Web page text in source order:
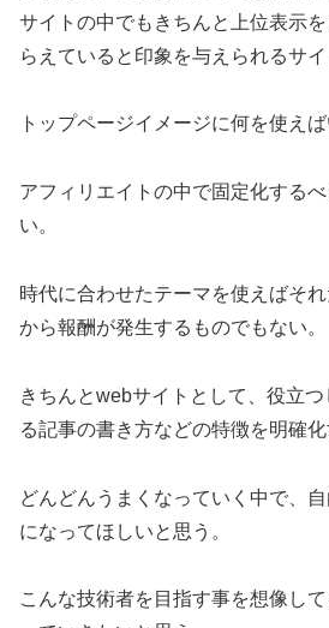
サイトの中でもきちんと上位表示
らえていると印象を与えられるサイ
トップページイメージに何を使え
アフィリエイトの中で固定化する
い。
時代に合わせたテーマを使えばそ
から報酬が発生するものでもない。
きちんとwebサイトとして、役立
る記事の書き方などの特徴を明確化
どんどんうまくなっていく中で、
になってほしいと思う。
こんな技術者を目指す事を想像し